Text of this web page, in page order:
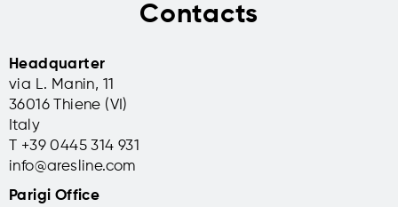
Contacts
Headquarter
via L. Manin, 11
36016 Thiene (VI)
Italy
T +39 0445 314 931
info@aresline.com
Parigi Office